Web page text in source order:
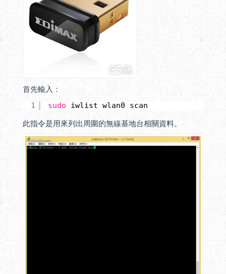
首先輸入：
1 sudo iwlist wlan0 scan
此指令是用來列出周圍的無線基地台相關資料。